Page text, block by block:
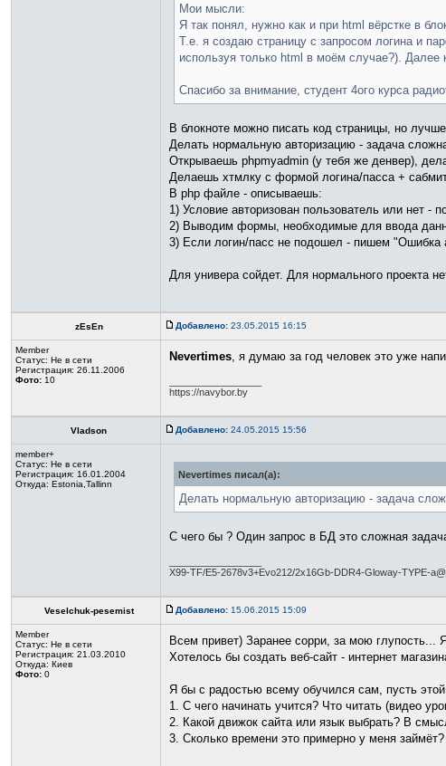
Мои мысли:
Я так понял, нужно как и при html вёрстке в
Т.е. я создаю страницу с запросом логина и
используя только html в моём случае?). Далее
Спасибо за внимание, студент 4ого курса
В блокноте можно писать код страницы, но
Делать нормальную авторизацию - задача
Открываешь phpmyadmin (у тебя же денвер),
Делаешь хтмлку с формой логина/пасса +
В php файле - описываешь:
1) Условие авторизован пользователь или нет
2) Выводим формы, необходимые для ввода
3) Если логин/пасс не подошел - пишем "Ошибка
Для универа сойдет. Для нормального проекта
zEsEn Добавлено: 23.05.2015 16:15
Member
Статус: Не в сети
Регистрация: 26.11.2006
Фото: 10
Nevertimes, я думаю за год человек это уже
https://navybor.by
Vladson Добавлено: 24.05.2015 15:56
member+
Статус: Не в сети
Регистрация: 16.01.2004
Откуда: Estonia,Tallinn
Nevertimes писал(а):
Делать нормальную авторизацию - задача
С чего бы ? Один запрос в БД это сложная
X99-TF/E5-2678v3+Evo212/2x16Gb-DDR4-Gloway-TYPE-
Veselchuk-pesemist Добавлено: 15.06.2015 15:09
Member
Статус: Не в сети
Регистрация: 21.03.2010
Откуда: Киев
Фото: 0
Всем привет) Заранее сорри, за мою
Хотелось бы создать веб-сайт - интернет
Я бы с радостью всему обучился сам, пусть
1. С чего начинать учится? Что читать (видео
2. Какой движок сайта или язык выбрать? В
3. Сколько времени это примерно у меня займёт?